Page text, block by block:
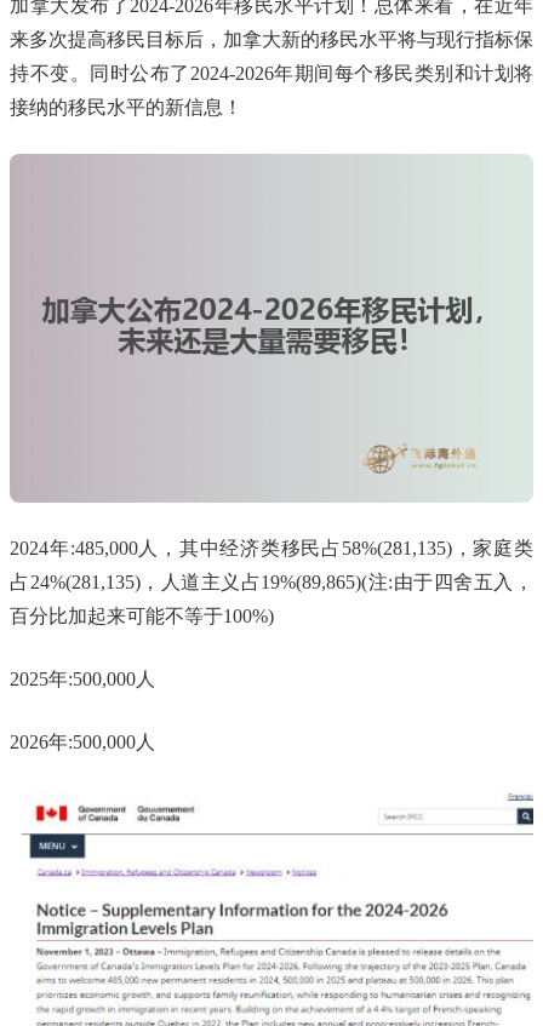
加拿大发布了2024-2026年移民水平计划！总体来看，在近年
来多次提高移民目标后，加拿大新的移民水平将与现行指标保
持不变。同时公布了2024-2026年期间每个移民类别和计划将
接纳的移民水平的新信息！
2024年:485,000人，其中经济类移民占58%(281,135)，家庭类
占24%(281,135)，人道主义占19%(89,865)(注:由于四舍五入，
百分比加起来可能不等于100%)
2025年:500,000人
2026年:500,000人